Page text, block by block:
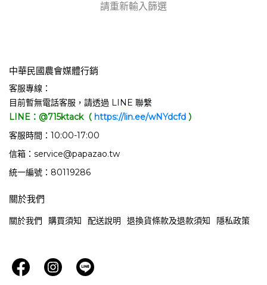
請重新輸入篩選
中華民國農會媒體行銷
客服專線：
目前暫無電話客服，請透過 LINE 聯繫
LINE：@715ktack（ https://lin.ee/wNYdcfd ）
客服時間：10:00-17:00
信箱：service@papazao.tw
統一編號：80119286
關於我們
關於我們 購買須知 配送說明 退換貨條款及退款須知 隱私政策